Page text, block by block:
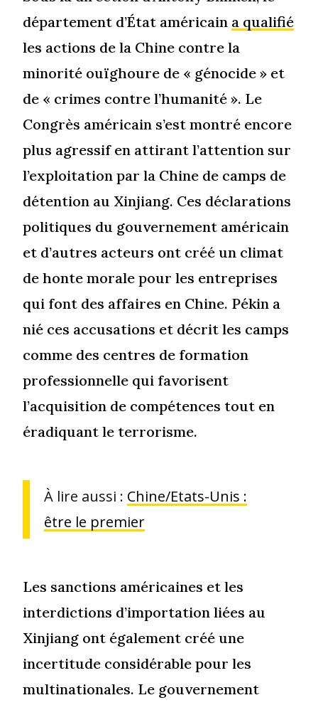
département d’État américain a qualifié
les actions de la Chine contre la
minorité ouïghoure de « génocide » et
de « crimes contre l’humanité ». Le
Congrès américain s’est montré encore
plus agressif en attirant l’attention sur
l’exploitation par la Chine de camps de
détention au Xinjiang. Ces déclarations
politiques du gouvernement américain
et d’autres acteurs ont créé un climat
de honte morale pour les entreprises
qui font des affaires en Chine. Pékin a
nié ces accusations et décrit les camps
comme des centres de formation
professionnelle qui favorisent
l’acquisition de compétences tout en
éradiquant le terrorisme.
À lire aussi : Chine/Etats-Unis :
être le premier
Les sanctions américaines et les
interdictions d’importation liées au
Xinjiang ont également créé une
incertitude considérable pour les
multinationales. Le gouvernement